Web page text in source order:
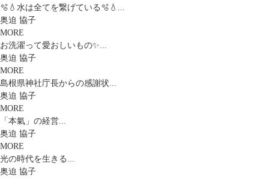
🫧💧水は全てを繋げている🫧💧...
奥迫 協子
MORE
お洗濯って愛おしいもの✨...
奥迫 協子
MORE
島根県神社庁長からの感謝状...
奥迫 協子
MORE
「本氣」の経営...
奥迫 協子
MORE
光の時代を生きる...
奥迫 協子